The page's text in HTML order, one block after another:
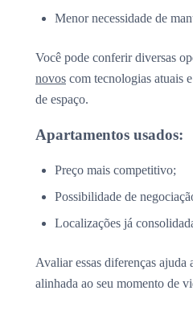
Menor necessidade de
Você pode conferir diversas
novos com tecnologias atuais
de espaço.
Apartamentos usados:
Preço mais competitivo;
Possibilidade de
Localizações já
Avaliar essas diferenças ajuda
alinhada ao seu momento de